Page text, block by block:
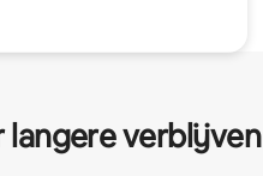
langere verblijven